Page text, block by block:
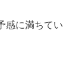
感に満ちてい